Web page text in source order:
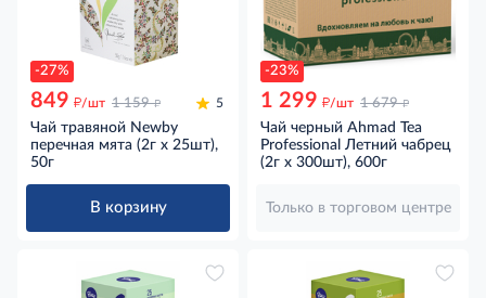
-27%
849 д/шт 1 159 д 5
Чай травяной Newby
перечная мята (2г x 25шт),
50г
В корзину
-23%
1 299 д/шт 1 679 д
Чай черный Ahmad Tea
Professional Летний чабрец
(2г x 300шт), 600г
Только в торговом центре